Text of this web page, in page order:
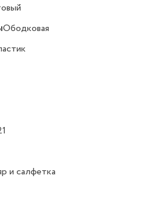
Ободковая
и салфетка